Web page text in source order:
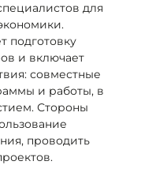
для
подготовку
и включает
совместные
и работы, в
Стороны
проводить